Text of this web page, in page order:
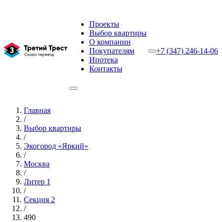
Проекты
Выбор квартиры
О компании
Покупателям
Ипотека
Контакты
+7 (347) 246-14-06
Главная
/
Выбор квартиры
/
Экогород «Яркий»
/
Москва
/
Литер 1
/
Секция 2
/
490